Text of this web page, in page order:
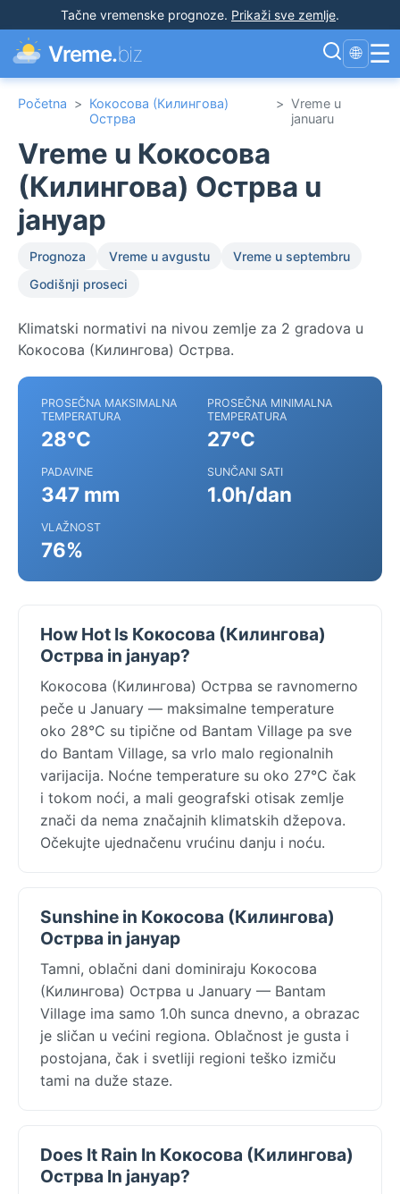
Tačne vremenske prognoze. Prikaži sve zemlje.
Vreme.biz 🌐 ☰
Početna > Кокосова (Килингова)
Острва
> Vreme u
januaru
Vreme u Кокосова
(Килингова) Острва u
јануар
Prognoza Vreme u avgustu
Vreme u septembru
Godišnji proseci
Klimatski normativi na nivou zemlje za 2 gradova u
Кокосова (Килингова) Острва.
PROSEČNA MAKSIMALNA
TEMPERATURA
28°C
PROSEČNA MINIMALNA
TEMPERATURA
27°C
PADAVINE
347 mm
SUNČANI SATI
1.0h/dan
VLAŽNOST
76%
How Hot Is Кокосова (Килингова)
Острва in јануар?
Кокосова (Килингова) Острва se ravnomerno
peče u January — maksimalne temperature
oko 28°C su tipične od Bantam Village pa sve
do Bantam Village, sa vrlo malo regionalnih
varijacija. Noćne temperature su oko 27°C čak
i tokom noći, a mali geografski otisak zemlje
znači da nema značajnih klimatskih džepova.
Očekujte ujednačenu vrućinu danju i noću.
Sunshine in Кокосова (Килингова)
Острва in јануар
Tamni, oblačni dani dominiraju Кокосова
(Килингова) Острва u January — Bantam
Village ima samo 1.0h sunca dnevno, a obrazac
je sličan u većini regiona. Oblačnost je gusta i
postojana, čak i svetliji regioni teško izmiču
tami na duže staze.
Does It Rain In Кокосова (Килингова)
Острва In јануар?